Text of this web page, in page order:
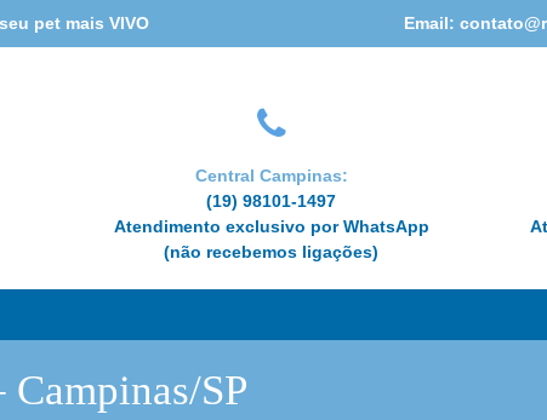
pet mais VIVO Email:
Central Campinas:
(19) 98101-1497
Atendimento exclusivo por WhatsApp
(não recebemos ligações)
SP
HOME
CUIDADOS À
DISTÂNCIA
AGENDAMENTO